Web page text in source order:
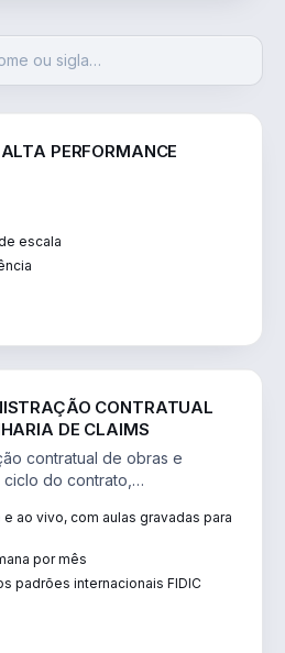
PERFORMANCE
escala
CONTRATUAL
DE CLAIMS
contratual de obras e
do contrato,
ao vivo, com aulas gravadas para
por mês
padrões internacionais FIDIC